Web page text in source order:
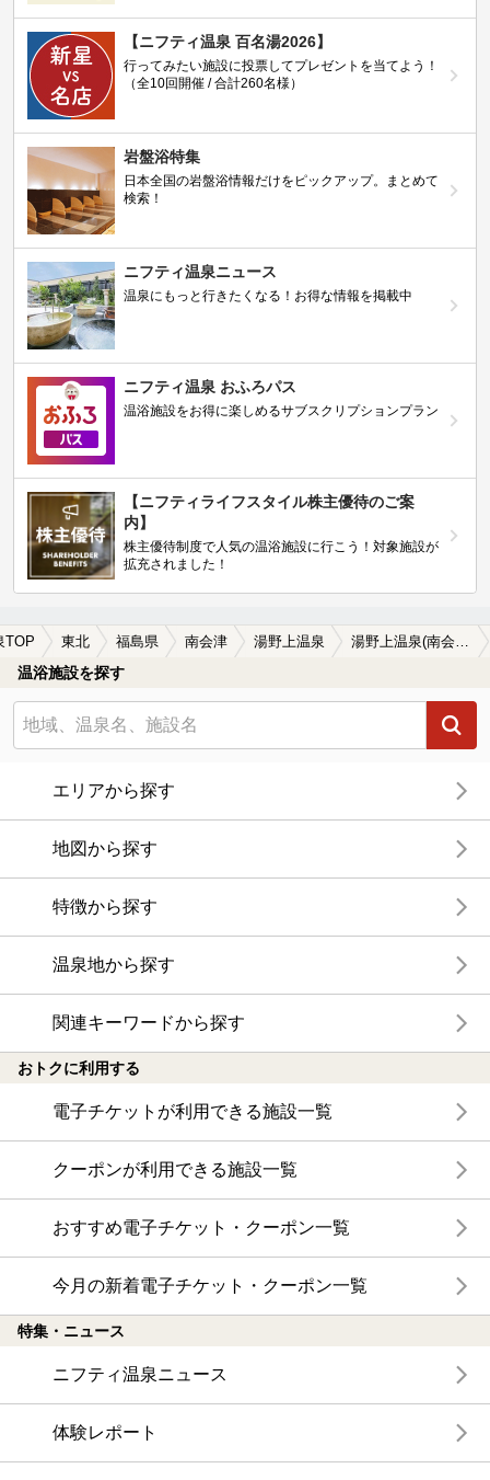
【ニフティ温泉 百名湯2026】
行ってみたい施設に投票してプレゼントを当てよう！
（全10回開催 / 合計260名様）
岩盤浴特集
日本全国の岩盤浴情報だけをピックアップ。まとめて
検索！
ニフティ温泉ニュース
温泉にもっと行きたくなる！お得な情報を掲載中
ニフティ温泉 おふろパス
温浴施設をお得に楽しめるサブスクリプションプラン
【ニフティライフスタイル株主優待のご案
内】
株主優待制度で人気の温浴施設に行こう！対象施設が
拡充されました！
TOP 東北 福島県 南会津 湯野上温泉 湯野上温泉(南会津)の温泉宿・温泉旅館・ホテルおすすめ14選(2026年版)
温浴施設を探す
エリアから探す
地図から探す
特徴から探す
温泉地から探す
関連キーワードから探す
おトクに利用する
電子チケットが利用できる施設一覧
クーポンが利用できる施設一覧
おすすめ電子チケット・クーポン一覧
今月の新着電子チケット・クーポン一覧
特集・ニュース
ニフティ温泉ニュース
体験レポート